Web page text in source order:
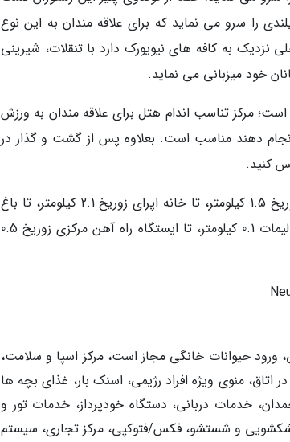
را سرو می نماید که برای علاقه مندان به این نوع
نزدیک به کافه های نیویورک دارد با تنقلات، شیرینی
خود میزبانی می نماید.
مرکز تناسب اندام هتل برای علاقه مندان به ورزش
دهند مناسب است. بعلاوه پس از گشت و گذار در
کنید.
از این هتل تا موزه ملی سوئیس 0.4 کیلومتر، تا موزه کونستهاوس زوریخ 1.5 کیلومتر، تا خانه اپرای زوریخ 2.1 کیلومتر، تا باغ
وحش زوریخ 2.6 کیلومتر، تا فرودگاه زوریخ 7.9 کیلومتر، تا رودخانه لیمات 0.1 کیلومتر، تا ایستگاه راه آهن مرکزی زوریخ 0.5
ورود حیوانات خانگی مجاز است، مرکز اسپا و سلامت،
اتاق، منوی ویژه افراد رژیمی، اسنک بار، غذای بچه ها
خدمات دربانی، دستگاه خودپرداز، خدمات تور و
خشکشویی و شستشو، فکس/فتوکپی، مرکز تجاری، سیستم